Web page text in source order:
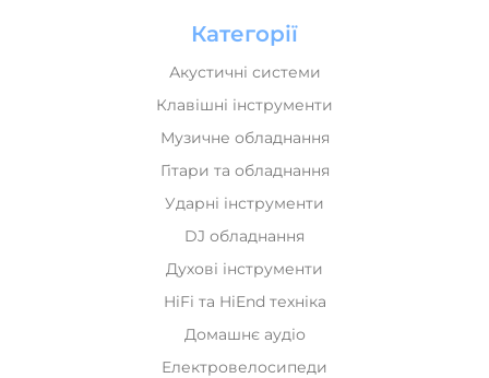
Категорії
Акустичні системи
Клавішні інструменти
Музичне обладнання
Гітари та обладнання
Ударні інструменти
DJ обладнання
Духові інструменти
HiFi та HiEnd техніка
Домашнє аудіо
Електровелосипеди